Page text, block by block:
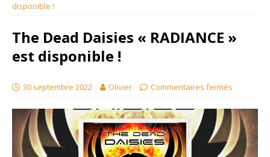
disponible !
The Dead Daisies « RADIANCE »
est disponible !
30 septembre 2022 Olivier Commentaires fermés